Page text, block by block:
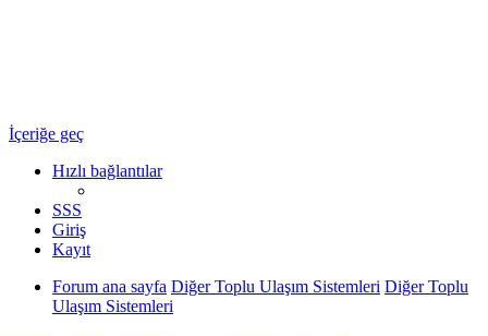
İçeriğe geç
Hızlı bağlantılar
SSS
Giriş
Kayıt
Forum ana sayfa Diğer Toplu Ulaşım Sistemleri Diğer Toplu
Ulaşım Sistemleri